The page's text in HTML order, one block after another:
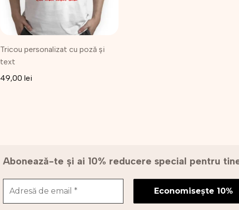
Tricou personalizat cu poză și
text
49,00 lei
pot
alese
în
pagina
Abonează-te și ai 10% reducere special pentru